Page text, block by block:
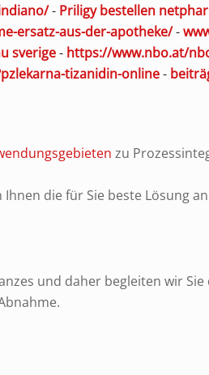
- Priligy bestellen
ersatz-aus-der-apotheke/-
sverige- https://www.nbo.at/
tizanidin-online-
zu
die für Sie beste Lösung
und daher begleiten wir